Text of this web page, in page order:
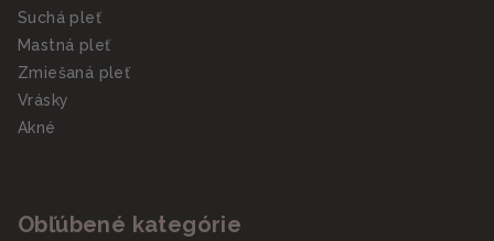
Suchá pleť
Mastná pleť
Zmiešaná pleť
Vrásky
Akné
Obľúbené kategórie